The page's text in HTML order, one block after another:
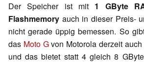
Der Speicher ist mit 1 GByte
Flashmemory auch in dieser Preis-
nicht gerade üppig bemessen. So
das Moto Gvon Motorola derzeit
und das bietet statt 4 gleich 8